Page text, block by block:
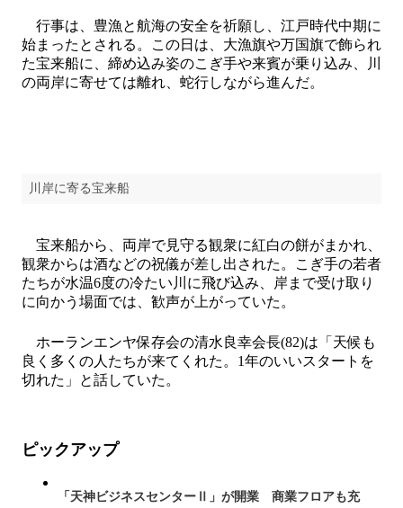
行事は、豊漁と航海の安全を祈願し、江戸時代中期に
始まったとされる。この日は、大漁旗や万国旗で飾られ
た宝来船に、締め込み姿のこぎ手や来賓が乗り込み、川
の両岸に寄せては離れ、蛇行しながら進んだ。
川岸に寄る宝来船
宝来船から、両岸で見守る観衆に紅白の餅がまかれ、
観衆からは酒などの祝儀が差し出された。こぎ手の若者
たちが水温6度の冷たい川に飛び込み、岸まで受け取り
に向かう場面では、歓声が上がっていた。
ホーランエンヤ保存会の清水良幸会長(82)は「天候も
良く多くの人たちが来てくれた。1年のいいスタートを
切れた」と話していた。
ピックアップ
「天神ビジネスセンターⅡ」が開業 商業フロアも充